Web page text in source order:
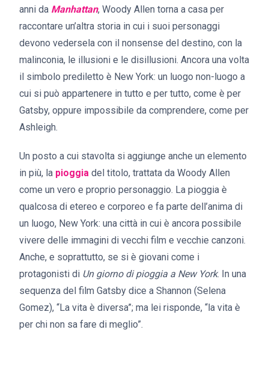
anni da Manhattan, Woody Allen torna a casa per
raccontare un’altra storia in cui i suoi personaggi
devono vedersela con il nonsense del destino, con la
malinconia, le illusioni e le disillusioni. Ancora una volta
il simbolo prediletto è New York: un luogo non-luogo a
cui si può appartenere in tutto e per tutto, come è per
Gatsby, oppure impossibile da comprendere, come per
Ashleigh.
Un posto a cui stavolta si aggiunge anche un elemento
in più, la pioggia del titolo, trattata da Woody Allen
come un vero e proprio personaggio. La pioggia è
qualcosa di etereo e corporeo e fa parte dell’anima di
un luogo, New York: una città in cui è ancora possibile
vivere delle immagini di vecchi film e vecchie canzoni.
Anche, e soprattutto, se si è giovani come i
protagonisti di Un giorno di pioggia a New York. In una
sequenza del film Gatsby dice a Shannon (Selena
Gomez), “La vita è diversa”; ma lei risponde, “la vita è
per chi non sa fare di meglio”.